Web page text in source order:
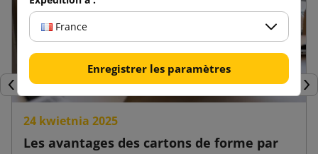
Précédent
24 kwietnia 2025
Les avantages des cartons de forme par
France
Enregistrer les paramètres